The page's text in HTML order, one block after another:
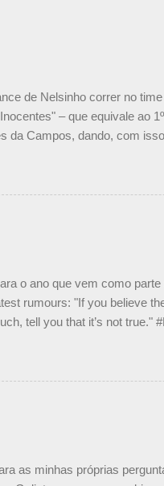
de Nelsinho correr no
– que equivale ao
da Campos, dando, com
será o companheiro de
Audetto. “Mas depois
ainda que não tem
o ano que vem como
rumours: "If you believe
tell you that it’s not true."
like to have Kimi as a team
1 (@F1) October 8,
as minhas próprias